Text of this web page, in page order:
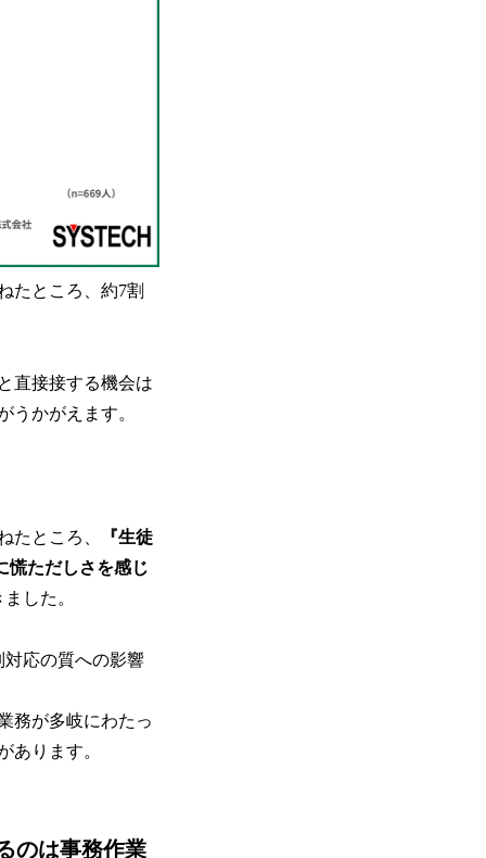
たところ、約7割
直接接する機会は
うかがえます。
たところ、
『生徒
慌ただしさを感じ
した。
応の質への影響
務が多岐にわたっ
あります。
のは事務作業